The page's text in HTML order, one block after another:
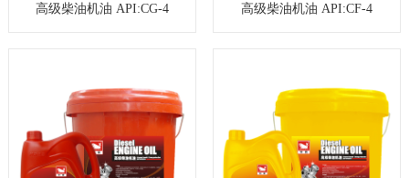
高级柴油机油 API:CG-4 高级柴油机油 API:CF-4